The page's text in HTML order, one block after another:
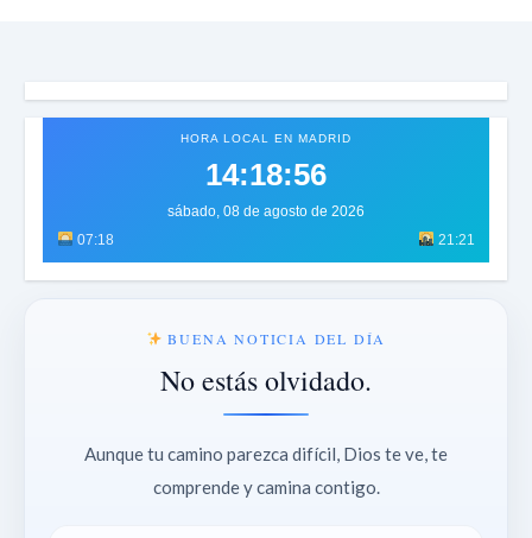
HORA LOCAL EN MADRID
14:18:59
sábado, 08 de agosto de 2026
07:18
21:21
BUENA NOTICIA DEL DÍA
No estás olvidado.
Aunque tu camino parezca difícil, Dios te ve, te
comprende y camina contigo.